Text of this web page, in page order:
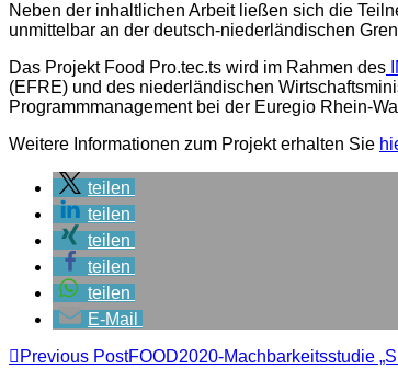
Neben der inhaltlichen Arbeit ließen sich die
unmittelbar an der deutsch-niederländischen
Das Projekt Food Pro.tec.ts wird im Rahmen des
(EFRE) und des niederländischen
Programmmanagement bei der Euregio Rhein-
Weitere Informationen zum Projekt erhalten Sie
teilen
teilen
teilen
teilen
teilen
E-Mail
Previous PostFOOD2020-Machbarkeitsstudie